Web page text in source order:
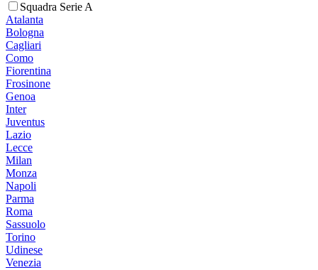
Squadra Serie A
Atalanta
Bologna
Cagliari
Como
Fiorentina
Frosinone
Genoa
Inter
Juventus
Lazio
Lecce
Milan
Monza
Napoli
Parma
Roma
Sassuolo
Torino
Udinese
Venezia